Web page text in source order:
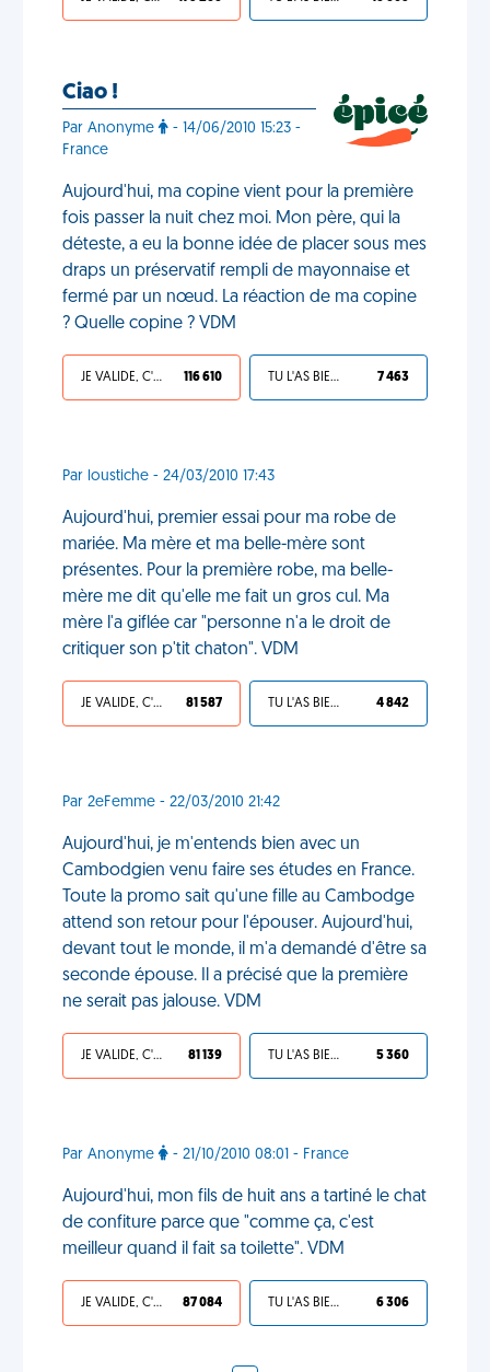
Ciao !
Par Anonyme
- 14/06/2010 15:23 -
France
Aujourd'hui, ma copine vient pour la première
fois passer la nuit chez moi. Mon père, qui la
déteste, a eu la bonne idée de placer sous mes
draps un préservatif rempli de mayonnaise et
fermé par un nœud. La réaction de ma copine
? Quelle copine ? VDM
JE VALIDE, C'EST UNE VDM 116 610 TU L'AS BIEN MÉRITÉ 7 463
Par loustiche - 24/03/2010 17:43
Aujourd'hui, premier essai pour ma robe de
mariée. Ma mère et ma belle-mère sont
présentes. Pour la première robe, ma belle-
mère me dit qu'elle me fait un gros cul. Ma
mère l'a giflée car "personne n'a le droit de
critiquer son p'tit chaton". VDM
JE VALIDE, C'EST UNE VDM 81 587 TU L'AS BIEN MÉRITÉ 4 842
Par 2eFemme - 22/03/2010 21:42
Aujourd'hui, je m'entends bien avec un
Cambodgien venu faire ses études en France.
Toute la promo sait qu'une fille au Cambodge
attend son retour pour l'épouser. Aujourd'hui,
devant tout le monde, il m'a demandé d'être sa
seconde épouse. Il a précisé que la première
ne serait pas jalouse. VDM
JE VALIDE, C'EST UNE VDM 81 139 TU L'AS BIEN MÉRITÉ 5 360
Par Anonyme - 21/10/2010 08:01 - France
Aujourd'hui, mon fils de huit ans a tartiné le chat
de confiture parce que "comme ça, c'est
meilleur quand il fait sa toilette". VDM
JE VALIDE, C'EST UNE VDM 87 084 TU L'AS BIEN MÉRITÉ 6 306